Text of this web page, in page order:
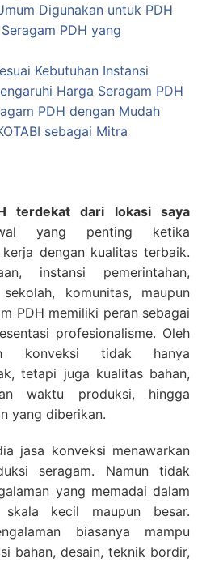
Digunakan untuk PDH
PDH yang
Kebutuhan Instansi
Harga Seragam PDH
PDH dengan Mudah
sebagai Mitra
terdekat dari lokasi saya
yang penting ketika
dengan kualitas terbaik.
instansi pemerintahan,
komunitas, maupun
PDH memiliki peran sebagai
profesionalisme. Oleh
konveksi tidak hanya
tetapi juga kualitas bahan,
waktu produksi, hingga
yang diberikan.
jasa konveksi menawarkan
seragam. Namun tidak
yang memadai dalam
skala kecil maupun besar.
biasanya mampu
bahan, desain, teknik bordir,